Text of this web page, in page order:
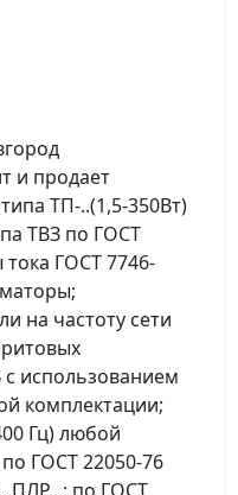
и продает
ТП-..(1,5-350Вт)
ТВЗ по ГОСТ
ГОСТ 7746-
на частоту сети
использованием
комплектации;
Гц) любой
ГОСТ 22050-76